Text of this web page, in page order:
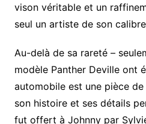
vison véritable et un
seul un artiste de son
Au-delà de sa rareté –
modèle Panther Deville ont
automobile est une pièce
son histoire et ses détails
fut offert à Johnny par